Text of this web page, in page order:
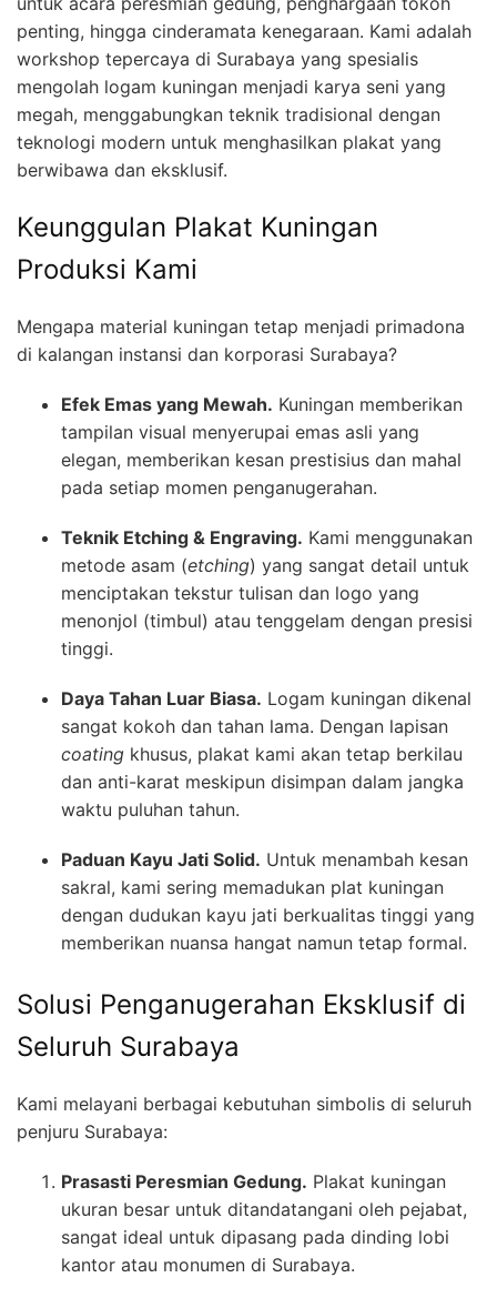
penting, hingga cinderamata kenegaraan. Kami adalah
workshop tepercaya di Surabaya yang spesialis
mengolah logam kuningan menjadi karya seni yang
megah, menggabungkan teknik tradisional dengan
teknologi modern untuk menghasilkan plakat yang
berwibawa dan eksklusif.
Keunggulan Plakat Kuningan
Produksi Kami
Mengapa material kuningan tetap menjadi primadona
di kalangan instansi dan korporasi Surabaya?
Efek Emas yang Mewah. Kuningan memberikan
tampilan visual menyerupai emas asli yang
elegan, memberikan kesan prestisius dan mahal
pada setiap momen penganugerahan.
Teknik Etching & Engraving. Kami menggunakan
metode asam (etching) yang sangat detail untuk
menciptakan tekstur tulisan dan logo yang
menonjol (timbul) atau tenggelam dengan presisi
tinggi.
Daya Tahan Luar Biasa. Logam kuningan dikenal
sangat kokoh dan tahan lama. Dengan lapisan
coating khusus, plakat kami akan tetap berkilau
dan anti-karat meskipun disimpan dalam jangka
waktu puluhan tahun.
Paduan Kayu Jati Solid. Untuk menambah kesan
sakral, kami sering memadukan plat kuningan
dengan dudukan kayu jati berkualitas tinggi yang
memberikan nuansa hangat namun tetap formal.
Solusi Penganugerahan Eksklusif di
Seluruh Surabaya
Kami melayani berbagai kebutuhan simbolis di seluruh
penjuru Surabaya:
Prasasti Peresmian Gedung. Plakat kuningan
ukuran besar untuk ditandatangani oleh pejabat,
sangat ideal untuk dipasang pada dinding lobi
kantor atau monumen di Surabaya.